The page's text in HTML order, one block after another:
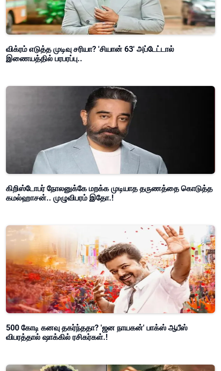
விக்ரம் எடுத்த முடிவு சரியா? 'சியான் 63' அப்டேட்டால்
இணையத்தில் பரபரப்பு..
கிறிஸ்டோபர் நோலனுக்கே மறக்க முடியாத தருணத்தை கொடுத்த
கமல்ஹாசன்.. முழுவிபரம் இதோ.!
500 கோடி கனவு தகர்ந்ததா? 'ஜன நாயகன்' பாக்ஸ் ஆபீஸ்
விபரத்தால் ஷாக்கில் ரசிகர்கள்.!